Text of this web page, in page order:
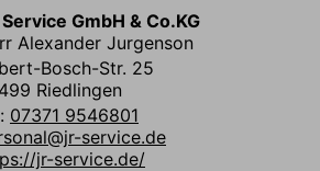
GmbH & Co.KG
Alexander Jurgenson
Bosch-Str. 25
Riedlingen
07371 9546801
service.de
jr-service.de/